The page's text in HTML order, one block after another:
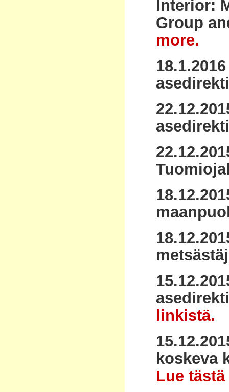
Interior:
Group
more.
linkistä.
koskeva
Lue